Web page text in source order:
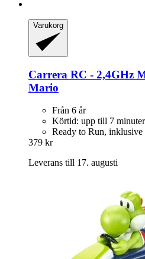
Varukorg
Carrera RC -​ 2,4GHz
Mario
Från 6 år
Körtid: upp till 7 minuter
Ready to Run, inklusive
379 kr
Leverans till 17. augusti